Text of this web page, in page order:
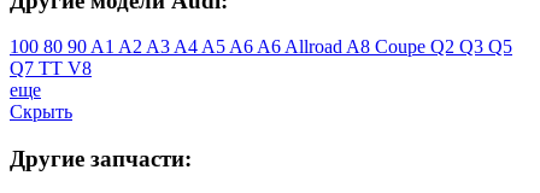
100 80 90 A1 A2 A3 A4 A5 A6 A6 Allroad A8 Coupe Q2 Q3 Q5
Q7 TT V8
еще
Скрыть
Другие запчасти: